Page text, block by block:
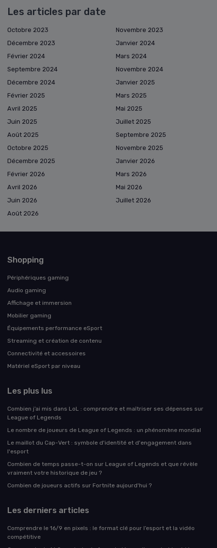
Les articles par date
Octobre 2023
Novembre 2023
Décembre 2023
Janvier 2024
Février 2024
Mars 2024
Septembre 2024
Novembre 2024
Décembre 2024
Janvier 2025
Février 2025
Mars 2025
Avril 2025
Mai 2025
Juin 2025
Juillet 2025
Août 2025
Septembre 2025
Octobre 2025
Novembre 2025
Décembre 2025
Janvier 2026
Février 2026
Mars 2026
Avril 2026
Mai 2026
Juin 2026
Juillet 2026
Août 2026
Shopping
Périphériques gaming
Audio gaming
Affichage et immersion
Mobilier gaming
Équipements performance eSport
Streaming et création de contenu
Connectivité et accessoires
Matériel eSport par niveau
Les plus lus
Combien j’ai mis dans LoL : comprendre et maîtriser ses dépenses sur
League of Legends
Le nombre de joueurs de League of Legends : un phénomène mondial
Le maillot du Cap-Vert : symbole d'identité et d'engagement dans
l'esport
Combien de temps passe-t-on sur League of Legends et que révèle
vraiment votre historique de jeu ?
Combien de joueurs actifs sur Fortnite aujourd'hui ?
Les derniers articles
Comprendre le 16/9 en pixels : le format clé pour l’esport et la vidéo
compétitive